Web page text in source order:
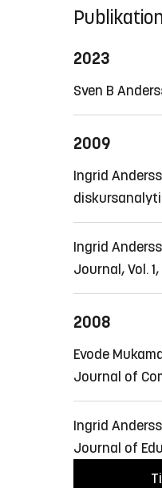
2023
Sven B
2009
Ingrid
Ingrid
Journal, Vol. 1,
2008
Evode
Journal of
Ingrid
Journal of